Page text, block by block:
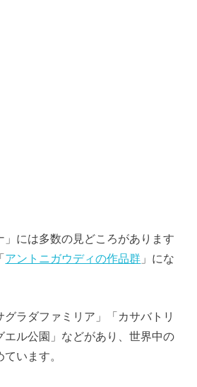
」には多数の見どころがあります
アントニガウディの作品群 」にな
ラダファミリア」「カサバトリ
エル公園」などがあり、世界中の
います。